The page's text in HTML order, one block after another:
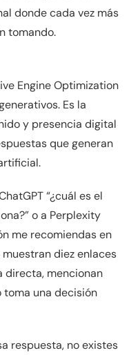
donde cada vez más
tomando.
Engine Optimization
Es la
y presencia digital
que generan
“¿cuál es el
o a Perplexity
me recomiendas en
muestran diez enlaces
directa, mencionan
toma una decisión
respuesta, no existes